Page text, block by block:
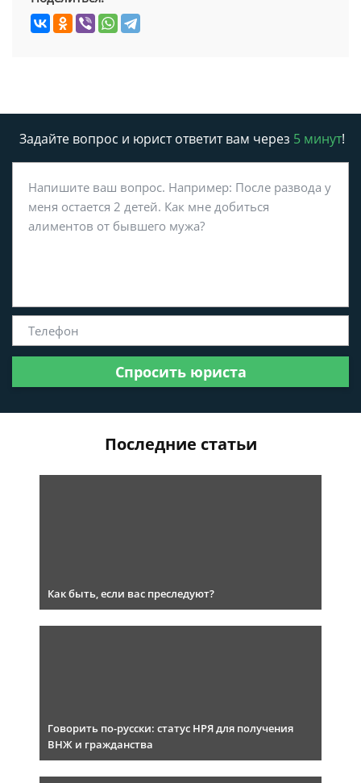
Задайте вопрос и юрист ответит вам через 5 минут!
Спросить юриста
Последние статьи
Как быть, если вас преследуют?
Говорить по-русски: статус НРЯ для получения
ВНЖ и гражданства